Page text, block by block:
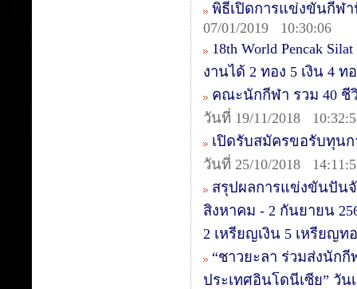
พิธีเปิดการแข่งขันกีฬ
07/01/2019 10:30:06
18th World Pencak
งานได้ 2 ทอง 5 เงิน 4 ท
คณะนักกีฬา รวม 40 ชี
วันที่ 19/11/2018
เปิดรับสมัครขอรับทุน
วันที่ 25/10/2018
สรุปผลการแข่งขันปันจั
สิงหาคม - 2 กันยายน
2 เหรียญเงิน 5 เหรียญท
“ชาวยะลา ร่วมส่งนัก
ประเทศอินโดนีเซีย” วั